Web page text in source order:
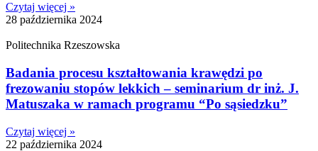
Czytaj więcej »
28 października 2024
Politechnika Rzeszowska
Badania procesu kształtowania krawędzi po
frezowaniu stopów lekkich – seminarium dr inż. J.
Matuszaka w ramach programu “Po sąsiedzku”
Czytaj więcej »
22 października 2024